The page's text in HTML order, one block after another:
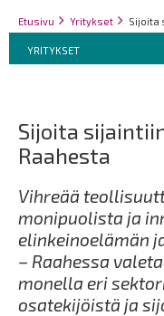
Breadcrumbs
You
here:
Etusivu Yritykset Sijoita
Breadcrumbs
You
are
YRITYKSET
Sijoita
Raahesta
Vihreää
monipuolista ja
elinkeinoelämän
– Raahessa
monella eri
osatekijöistä ja